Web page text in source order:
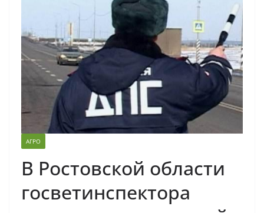
АГРО
В Ростовской области
госветинспектора